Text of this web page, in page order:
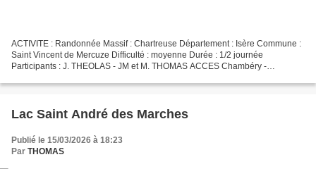
ACTIVITE : Randonnée Massif : Chartreuse Département : Isère Commune :
Saint Vincent de Mercuze Difficulté : moyenne Durée : 1/2 journée
Participants : J. THEOLAS - JM et M. THOMAS ACCES Chambéry -
Lac Saint André des Marches
Publié le 15/03/2026 à 18:23
Par THOMAS